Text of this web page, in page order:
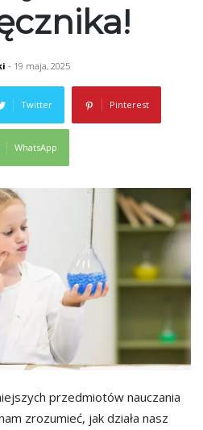
- 19 maja, 2025
Twitter Pinterest
WhatsApp
przedmiotów nauczania
zrozumieć, jak działa nasz